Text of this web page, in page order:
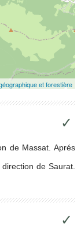
✓
de Massat. Aprés
de Saurat.
✓